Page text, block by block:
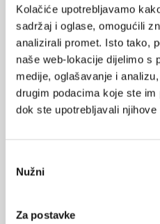
Kolačiće upotrebljavamo
sadržaj i oglase, omogućili
analizirali promet. Isto tako,
naše web-lokacije dijelimo s
medije, oglašavanje i
drugim podacima koje ste
dok ste upotrebljavali njihove
pristanka
Nužni
Za postavke
Medicus (2/2025)
Muško zdravlje
Medicus (1/2025)
KORISNI ALATI